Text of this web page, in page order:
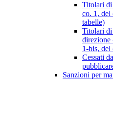
Titolari
co. 1, del
tabelle)
Titolari di
direzione
1-bis, del
Cessati
Sanzioni per